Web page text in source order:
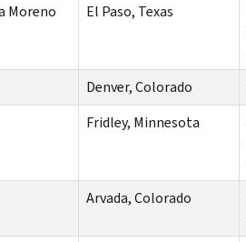
Moreno El Paso, Texas
Denver, Colorado
Fridley, Minnesota
Arvada, Colorado